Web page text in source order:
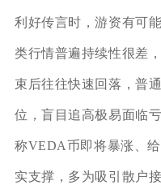
利好传言时，游资有可
类行情普遍持续性很差
束后往往快速回落，普
位，盲目追高极易面临
称VEDA币即将暴涨、
实支撑，多为吸引散户